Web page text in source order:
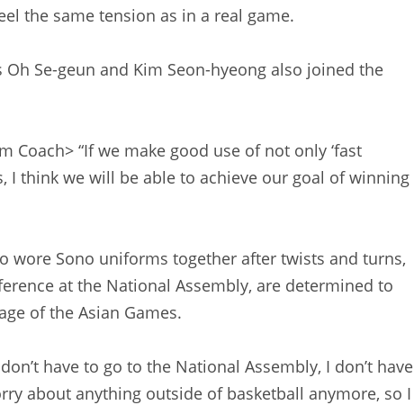
the same tension as in a real game.
Se-geun and Kim Seon-hyeong also joined the
Coach> “If we make good use of not only ‘fast
I think we will be able to achieve our goal of winning
wore Sono uniforms together after twists and turns,
at the National Assembly, are determined to
of the Asian Games.
have to go to the National Assembly, I don’t have
about anything outside of basketball anymore, so I